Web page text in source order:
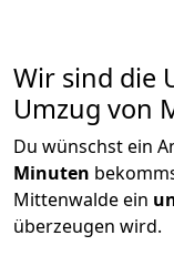
Wir sind die
Umzug von
Du wünschst ein
Minuten
Mittenwalde ein
überzeugen wird.